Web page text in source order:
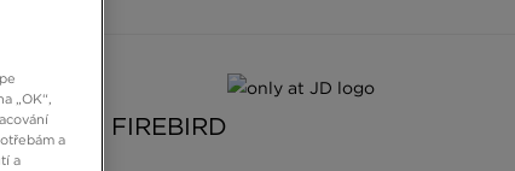
FIREBIRD
„OK“,
a
a